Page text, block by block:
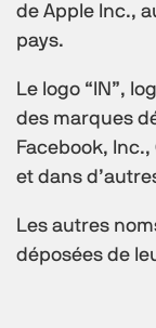
de Apple Inc.,
pays.
Le logo “IN”,
des marques
Facebook,
et dans
Les autres
déposées de